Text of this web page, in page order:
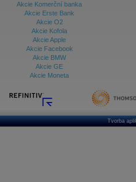
Akcie Komerční banka
Akcie Erste Bank
Akcie O2
Akcie Kofola
Akcie Apple
Akcie Facebook
Akcie BMW
Akcie GE
Akcie Moneta
Tvorba